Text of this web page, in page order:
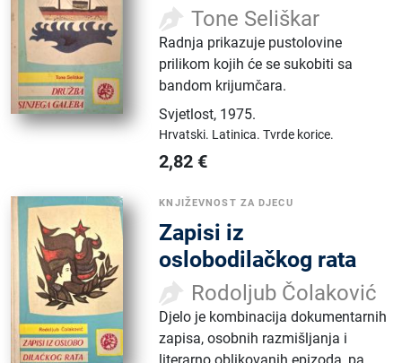
Tone Seliškar
Radnja prikazuje pustolovine
prilikom kojih će se sukobiti sa
bandom krijumčara.
Svjetlost, 1975.
Hrvatski. Latinica.Tvrde korice.
2,82 €
KNJIŽEVNOST ZA DJECU
Zapisi iz
oslobodilačkog rata
Rodoljub Čolaković
Djelo je kombinacija dokumentarnih
zapisa, osobnih razmišljanja i